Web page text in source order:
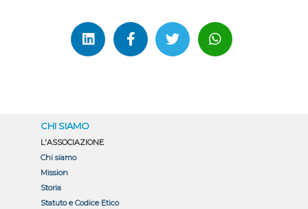
CHI SIAMO
L'ASSOCIAZIONE
Chi siamo
Mission
Storia
Statuto e Codice Etico